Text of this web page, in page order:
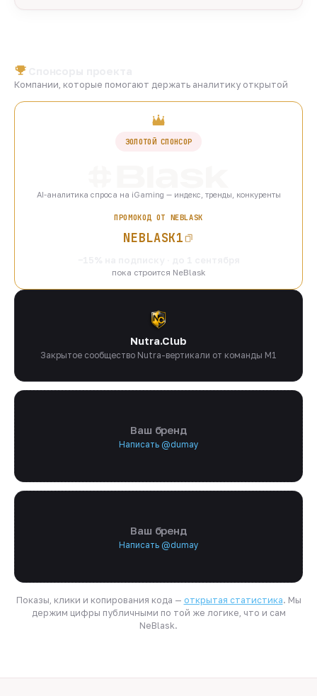
Компании, которые помогают держать аналитику открытой
ЗОЛОТОЙ СПОНСОР
AI-аналитика спроса на iGaming — индекс, тренды, конкуренты
ПРОМОКОД ОТ NEBLASK
NEBLASK1
пока строится NeBlask
Nutra.Club
Закрытое сообщество Nutra-вертикали от команды M1
Ваш бренд
Написать @dumay
Ваш бренд
Написать @dumay
Показы, клики и копирования кода — открытая статистика. Мы
держим цифры публичными по той же логике, что и сам
NeBlask.